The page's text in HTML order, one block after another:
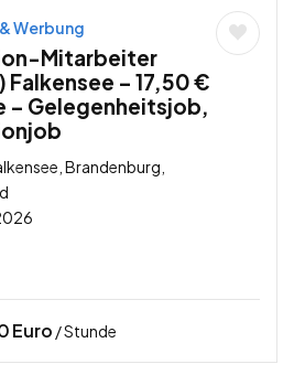
Werbung
Mitarbeiter
– 17,50 €
– Gelegenheitsjob,
Brandenburg,
Euro / Stunde